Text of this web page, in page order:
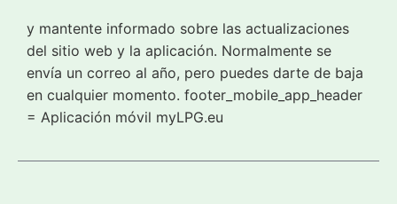
y mantente informado sobre las actualizaciones
del sitio web y la aplicación. Normalmente se
envía un correo al año, pero puedes darte de baja
en cualquier momento. footer_mobile_app_header
= Aplicación móvil myLPG.eu